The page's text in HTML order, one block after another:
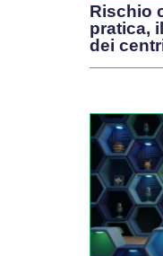
Rischio
pratica,
dei